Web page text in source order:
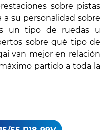
sobre pistas
su personalidad sobre
un tipo de ruedas u
sobre qué tipo de
van mejor en relación
partido a toda la